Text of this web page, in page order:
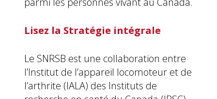
Lisez la Stratégie intégrale
Le SNRSB est une collaboration entre
l’Institut de l’appareil locomoteur et de
l’arthrite (IALA) des Instituts de